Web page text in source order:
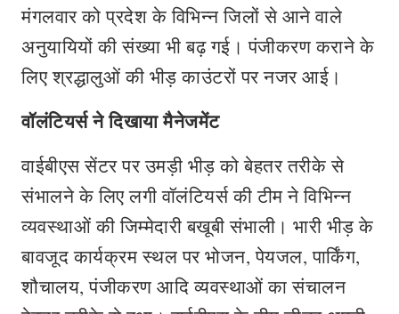
मंगलवार को प्रदेश के विभिन्न जिलों से आने वाले
अनुयायियों की संख्या भी बढ़ गई। पंजीकरण कराने के
लिए श्रद्धालुओं की भीड़ काउंटरों पर नजर आई।
वॉलंटियर्स ने दिखाया मैनेजमेंट
वाईबीएस सेंटर पर उमड़ी भीड़ को बेहतर तरीके से
संभालने के लिए लगी वॉलंटियर्स की टीम ने विभिन्न
व्यवस्थाओं की जिम्मेदारी बखूबी संभाली। भारी भीड़ के
बावजूद कार्यक्रम स्थल पर भोजन, पेयजल, पार्किंग,
शौचालय, पंजीकरण आदि व्यवस्थाओं का संचालन